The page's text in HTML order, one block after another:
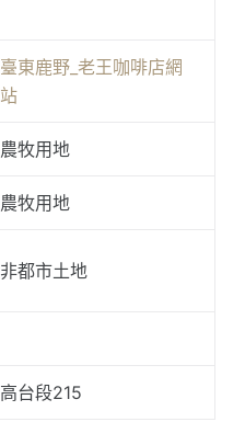
臺東鹿野_老王咖啡店網
站
農牧用地
農牧用地
非都市土地
高台段215